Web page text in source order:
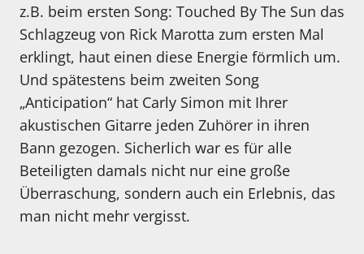
z.B. beim ersten Song: Touched By The Sun das
Schlagzeug von Rick Marotta zum ersten Mal
erklingt, haut einen diese Energie förmlich um.
Und spätestens beim zweiten Song
„Anticipation“ hat Carly Simon mit Ihrer
akustischen Gitarre jeden Zuhörer in ihren
Bann gezogen. Sicherlich war es für alle
Beteiligten damals nicht nur eine große
Überraschung, sondern auch ein Erlebnis, das
man nicht mehr vergisst.